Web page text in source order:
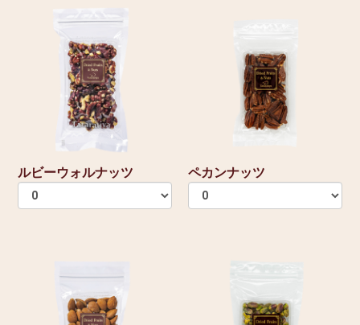
ルビーウォルナッツ ペカンナッツ